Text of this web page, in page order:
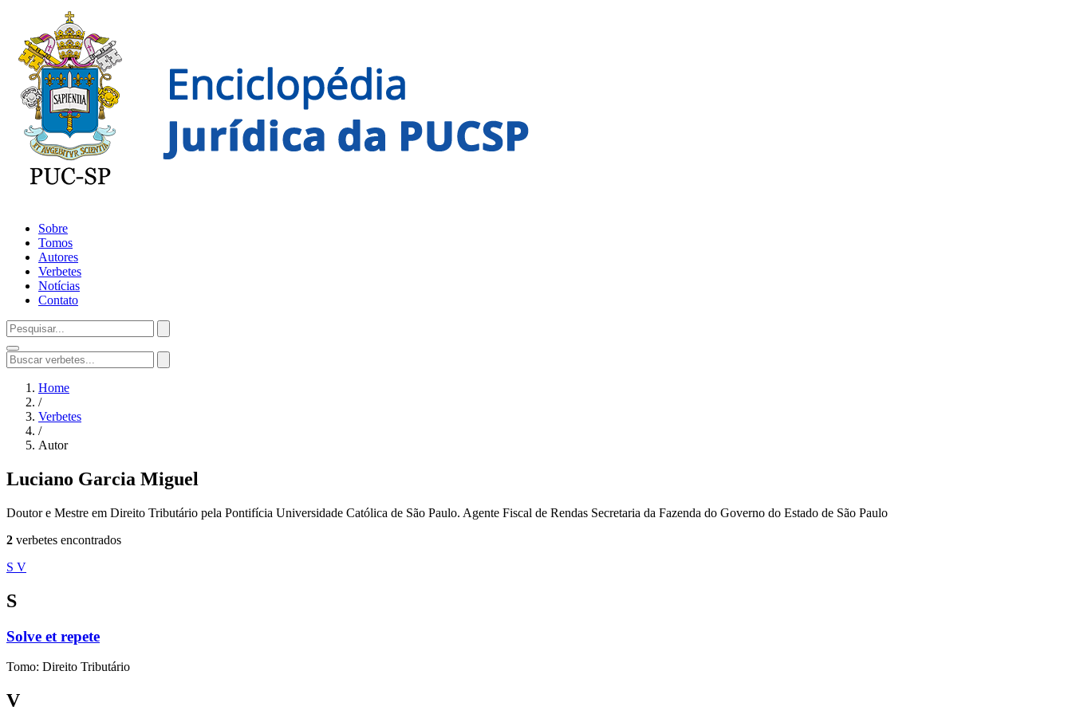
Sobre
Tomos
Autores
Verbetes
Notícias
Contato
Home
/
Verbetes
/
Autor
Luciano Garcia Miguel
Doutor e Mestre em Direito Tributário pela Pontifícia Universidade Católica de São Paulo. Agente Fiscal de Rendas Secretaria da Fazenda do Governo do Estado de São Paulo
2 verbetes encontrados
S V
S
Solve et repete
Tomo: Direito Tributário
V